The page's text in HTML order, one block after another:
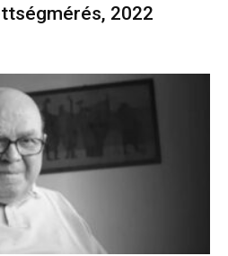
2022